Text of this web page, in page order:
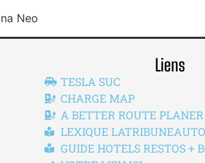
Neo
Liens
TESLA SUC
CHARGE MAP
A BETTER ROUTE PLANER
LEXIQUE LATRIBUNEAUTO
GUIDE HOTELS RESTOS +